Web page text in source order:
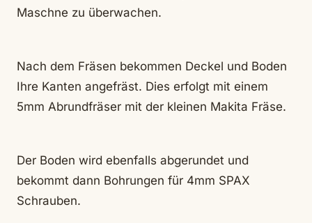
Maschne zu überwachen.
Nach dem Fräsen bekommen Deckel und Boden
Ihre Kanten angefräst. Dies erfolgt mit einem
5mm Abrundfräser mit der kleinen Makita Fräse.
Der Boden wird ebenfalls abgerundet und
bekommt dann Bohrungen für 4mm SPAX
Schrauben.